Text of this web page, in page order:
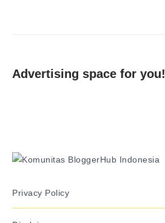
Advertising space for you!
Privacy Policy